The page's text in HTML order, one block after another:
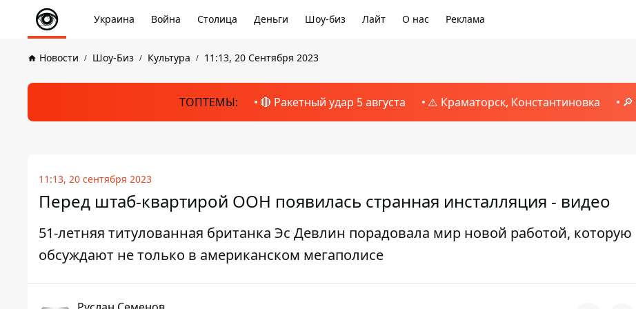
Украина Война Столица Деньги Шоу-биз Лайт О нас Реклама
Новости Шоу-Биз Культура 11:13, 20 Сентября 2023
ТОПТЕМЫ: 🔴 Ракетный удар 5 августа ⚠️ Краматорск, Константиновка
11:13, 20 сентября 2023
Перед штаб-квартирой ООН появилась странная инсталляция - видео
51-летняя титулованная британка Эс Девлин порадовала мир новой работой, которую
обсуждают не только в американском мегаполисе